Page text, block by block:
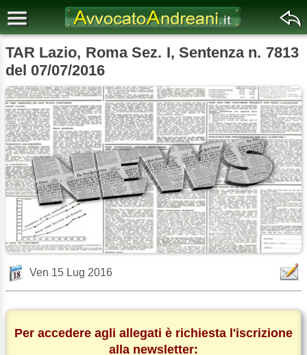
TAR Lazio, Roma Sez. I, Sentenza n. 7813
del 07/07/2016
Ven 15 Lug 2016
Per accedere agli allegati è richiesta l'iscrizione
alla newsletter: